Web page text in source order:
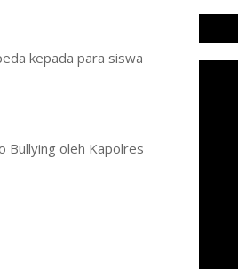
kepada para siswa
Bullying oleh Kapolres